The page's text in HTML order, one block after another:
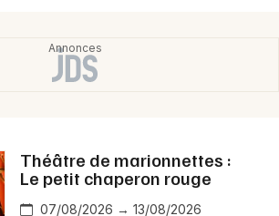
Théâtre de marionnettes :
Le petit chaperon rouge
07/08/2026 → 13/08/2026